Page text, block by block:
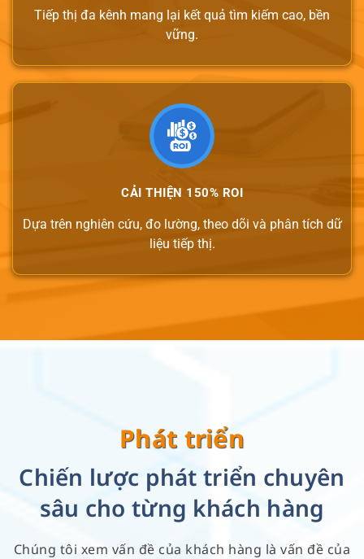
Tiếp thị đa kênh mang lại kết quả tìm kiếm cao, bền
vững.
CẢI THIỆN 150% ROI
Dựa trên nghiên cứu, đo lường, theo dõi và phân tích dữ
liệu tiếp thị.
Phát triển
Chiến lược phát triển chuyên
sâu cho từng khách hàng
Chúng tôi xem vấn đề của khách hàng là vấn đề của